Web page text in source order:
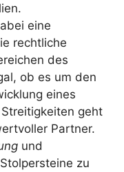
eine
rechtliche
des
ob es um den
eines
geht
Partner.
und
zu